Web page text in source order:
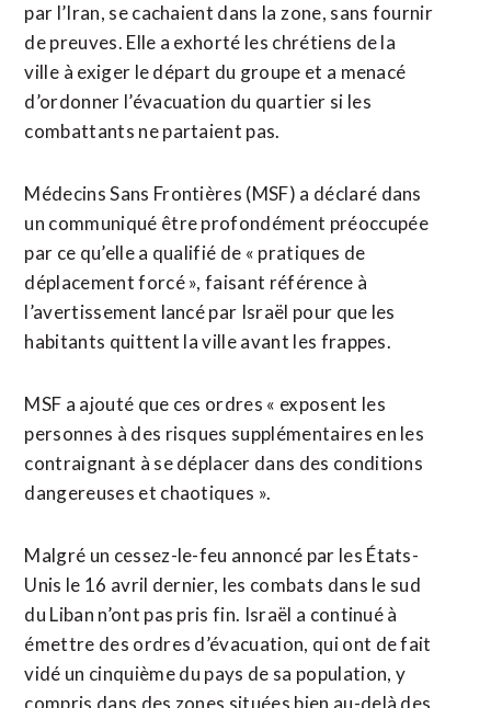
par l’Iran, se cachaient dans la ⁠zone, ‌sans fournir
de preuves. Elle a exhorté les chrétiens de la
ville ⁠à exiger le départ du groupe et a menacé ​
d’ordonner l’évacuation du ​quartier si les
combattants ne partaient pas.
Médecins Sans Frontières (MSF) a déclaré dans
un communiqué être ​profondément préoccupée
par ce qu’elle a qualifié de « pratiques de
déplacement forcé », faisant référence à
l’avertissement lancé par Israël pour ‌que les
habitants ​quittent la ville avant les frappes.
MSF a ajouté que ces ordres « exposent les
personnes à des ​risques supplémentaires en les
contraignant à se déplacer dans des conditions
dangereuses et chaotiques ».
Malgré un cessez-le-feu annoncé par les États-
Unis le 16 avril dernier, les combats dans le sud
du Liban n’ont pas pris fin. Israël a continué à
émettre des ordres d’évacuation, qui ont de fait
vidé un cinquième ⁠du pays de sa population, y
compris dans des zones situées bien au-delà des